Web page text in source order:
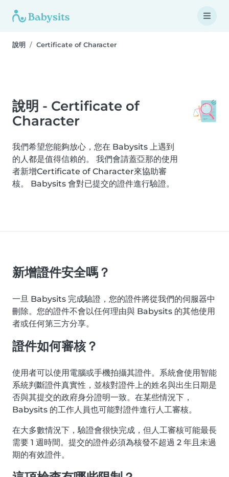
說明 Certificate of Character
說明 - Certificate of
Character
我們希望您能夠放心，您在 Babysits 上遇到
的人都是值得信賴的。 我們會請蓋亞那的使用
者新增Certificate of Character來協助審
核。 Babysits 會對已提交的證件進行驗證。
新增證件安全嗎？
一旦 Babysits 完成驗證，您的證件將從我們的伺服器中
刪除。您的證件不會以任何理由與 Babysits 的其他使用
者或任何第三方分享。
證件如何審核？
使用者可以使用電腦或手機拍攝其證件。系統會使用智能
系統判斷證件真實性，並核對證件上的姓名與出生日期是
否與其提交的政府身分證明一致。在某些情況下，
Babysits 的工作人員也可能對證件進行人工審核。
在大多數情況下，驗證會很快完成，但人工審核可能最長
需要 1 週時間。提交的證件必須為核發不超過 2 年且未過
期的有效證件。